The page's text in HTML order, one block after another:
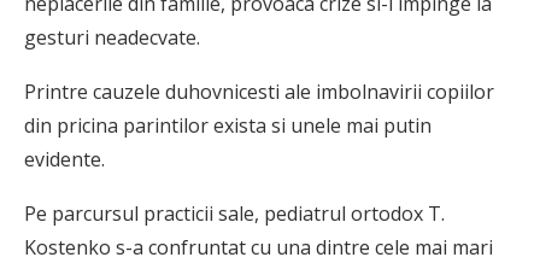
gesturi neadecvate.
Printre cauzele duhovnicesti ale imbolnavirii copiilor
din pricina parintilor exista si unele mai putin
evidente.
Pe parcursul practicii sale, pediatrul ortodox T.
Kostenko s-a confruntat cu una dintre cele mai mari